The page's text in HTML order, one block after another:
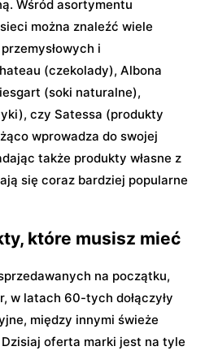
Wśród asortymentu
można znaleźć wiele
i
(czekolady), Albona
(soki naturalne),
czy Satessa (produkty
wprowadza do swojej
także produkty własne z
się coraz bardziej popularne
które musisz mieć
na początku,
w latach 60-tych dołączyły
między innymi świeże
oferta marki jest na tyle